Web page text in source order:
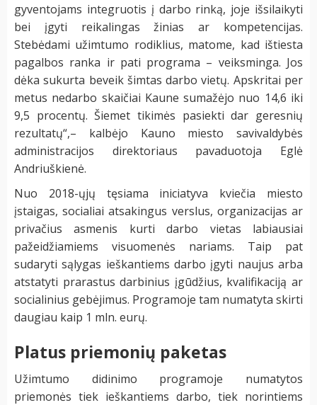
gyventojams integruotis į darbo rinką, joje išsilaikyti
bei įgyti reikalingas žinias ar kompetencijas.
Stebėdami užimtumo rodiklius, matome, kad ištiesta
pagalbos ranka ir pati programa – veiksminga. Jos
dėka sukurta beveik šimtas darbo vietų. Apskritai per
metus nedarbo skaičiai Kaune sumažėjo nuo 14,6 iki
9,5 procentų. Šiemet tikimės pasiekti dar geresnių
rezultatų“,– kalbėjo Kauno miesto savivaldybės
administracijos direktoriaus pavaduotoja Eglė
Andriuškienė.
Nuo 2018-ųjų tęsiama iniciatyva kviečia miesto
įstaigas, socialiai atsakingus verslus, organizacijas ar
privačius asmenis kurti darbo vietas labiausiai
pažeidžiamiems visuomenės nariams. Taip pat
sudaryti sąlygas ieškantiems darbo įgyti naujus arba
atstatyti prarastus darbinius įgūdžius, kvalifikaciją ar
socialinius gebėjimus. Programoje tam numatyta skirti
daugiau kaip 1 mln. eurų.
Platus priemonių paketas
Užimtumo didinimo programoje numatytos
priemonės tiek ieškantiems darbo, tiek norintiems